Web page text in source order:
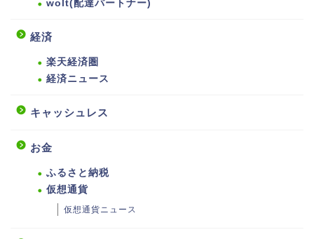
wolt(配達パートナー)
経済
楽天経済圏
経済ニュース
キャッシュレス
お金
ふるさと納税
仮想通貨
仮想通貨ニュース